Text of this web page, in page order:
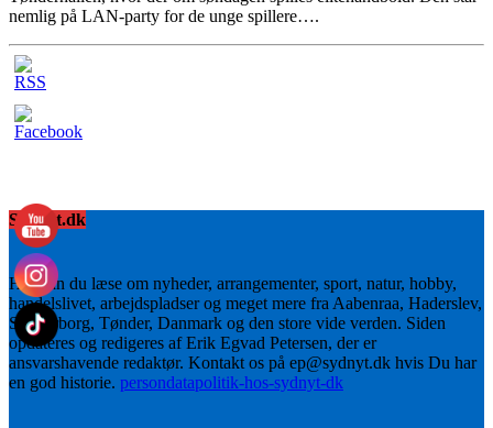
nemlig på LAN-party for de unge spillere….
Sydnyt.dk
Her kan du læse om nyheder, arrangementer, sport, natur, hobby,
handelslivet, arbejdspladser og meget mere fra Aabenraa, Haderslev,
Sønderborg, Tønder, Danmark og den store vide verden. Siden
opdateres og redigeres af Erik Egvad Petersen, der er
ansvarshavende redaktør. Kontakt os på ep@sydnyt.dk hvis Du har
en god historie. persondatapolitik-hos-sydnyt-dk